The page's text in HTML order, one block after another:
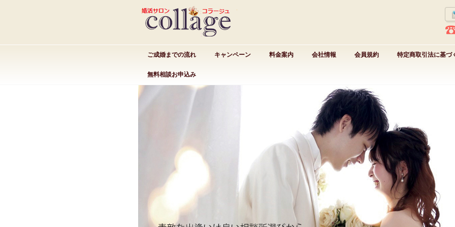
ご成婚までの流れ キャンペーン 料金案内 会社情報 会員規約 特定商取引法に基づ
無料相談お申込み